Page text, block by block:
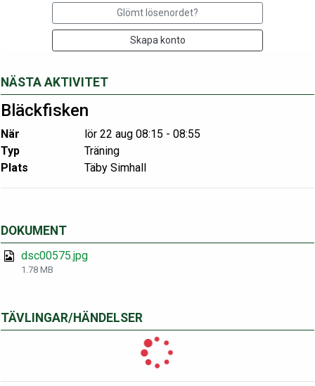
NÄSTA AKTIVITET
Bläckfisken
När
lör 22 aug 08:15 - 08:55
Typ
Träning
Plats
Täby Simhall
DOKUMENT
dsc00575.jpg
1.78 MB
TÄVLINGAR/HÄNDELSER
Glömt lösenordet?
Skapa konto